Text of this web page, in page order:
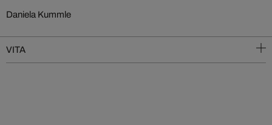
Daniela Kummle
VITA